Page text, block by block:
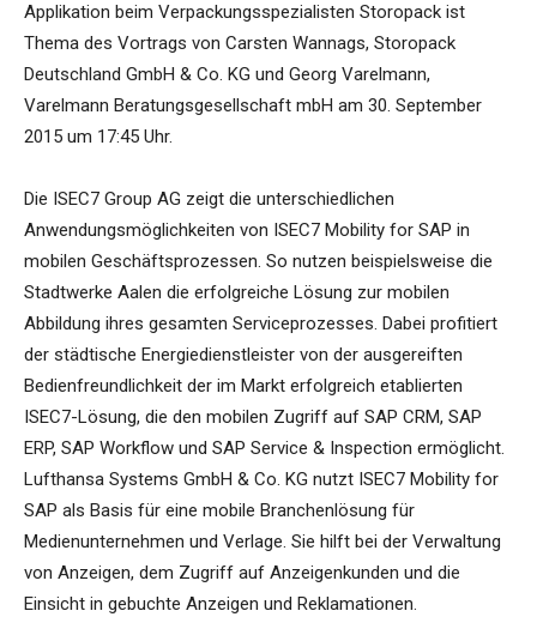
Applikation beim Verpackungsspezialisten Storopack ist
Thema des Vortrags von Carsten Wannags, Storopack
Deutschland GmbH & Co. KG und Georg Varelmann,
Varelmann Beratungsgesellschaft mbH am 30. September
2015 um 17:45 Uhr.
Die ISEC7 Group AG zeigt die unterschiedlichen
Anwendungsmöglichkeiten von ISEC7 Mobility for SAP in
mobilen Geschäftsprozessen. So nutzen beispielsweise die
Stadtwerke Aalen die erfolgreiche Lösung zur mobilen
Abbildung ihres gesamten Serviceprozesses. Dabei profitiert
der städtische Energiedienstleister von der ausgereiften
Bedienfreundlichkeit der im Markt erfolgreich etablierten
ISEC7-Lösung, die den mobilen Zugriff auf SAP CRM, SAP
ERP, SAP Workflow und SAP Service & Inspection ermöglicht.
Lufthansa Systems GmbH & Co. KG nutzt ISEC7 Mobility for
SAP als Basis für eine mobile Branchenlösung für
Medienunternehmen und Verlage. Sie hilft bei der Verwaltung
von Anzeigen, dem Zugriff auf Anzeigenkunden und die
Einsicht in gebuchte Anzeigen und Reklamationen.